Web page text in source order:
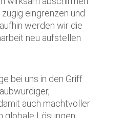
eingrenzen und
werden wir die
neu aufstellen
bei uns in den Griff
auch machtvoller
globale Lösungen